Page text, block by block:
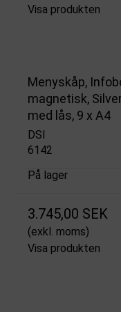
Visa produkten
Menyskåp,
magnetisk,
med lås, 9 x A4
DSI
6142
På lager
3.745,00 SEK
(exkl. moms)
Visa produkten